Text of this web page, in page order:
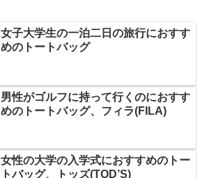
女子大学生の一泊二日の旅行におすす
めのトートバッグ
男性がゴルフに持って行くのにおすす
めのトートバッグ、フィラ(FILA)
女性の大学の入学式におすすめのトー
トバッグ、トッズ(TOD’S)